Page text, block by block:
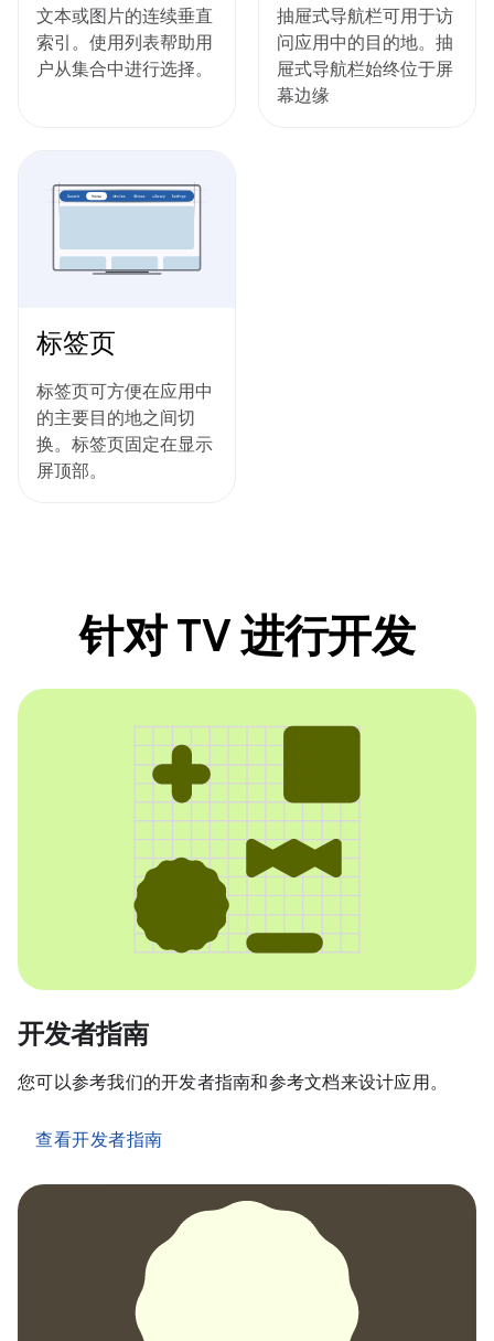
文本或图片的连续垂直
索引。使用列表帮助用
户从集合中进行选择。
抽屉式导航栏可用于访
问应用中的目的地。抽
屉式导航栏始终位于屏
幕边缘
标签页
标签页可方便在应用中
的主要目的地之间切
换。标签页固定在显示
屏顶部。
针对 TV 进行开发
开发者指南
您可以参考我们的开发者指南和参考文档来设计应用。
查看开发者指南